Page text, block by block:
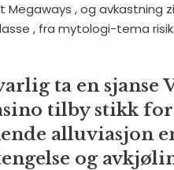
, og avkastning
, fra mytologi-tema
ta en sjanse
tilby stikk for
alluviasjon
og